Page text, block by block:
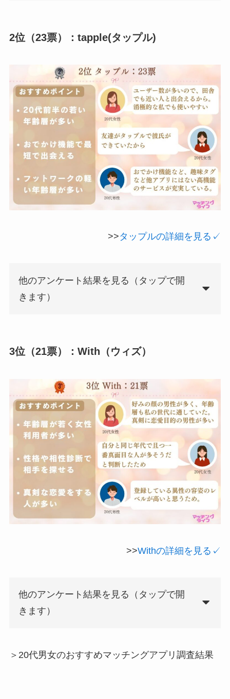
2位（23票）：tapple(タップル)
>>タップルの詳細を見る✓
他のアンケート結果を見る（タップで開
きます）
3位（21票）：With（ウィズ）
>>Withの詳細を見る✓
他のアンケート結果を見る（タップで開
きます）
＞20代男女のおすすめマッチングアプリ調査結果